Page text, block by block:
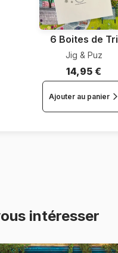
6 Boites de Tri
Jig & Puz
14,95 €
Ajouter au panier
intéresser